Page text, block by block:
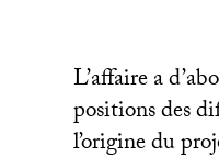
L’affaire a
positions des
l’origine du